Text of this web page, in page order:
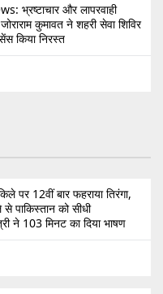
भ्रष्टाचार और लापरवाही
कुमावत ने शहरी सेवा शिविर
किया निरस्त
पर 12वीं बार फहराया तिरंगा,
पाकिस्तान को सीधी
ने 103 मिनट का दिया भाषण